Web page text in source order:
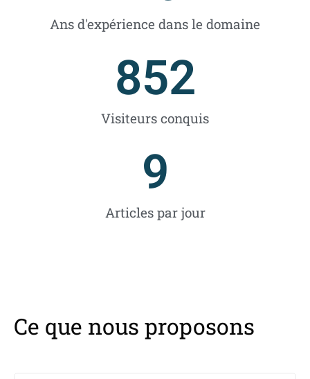
Ans d'expérience dans le domaine
Visiteurs conquis
852
Articles par jour
9
Ce que nous proposons